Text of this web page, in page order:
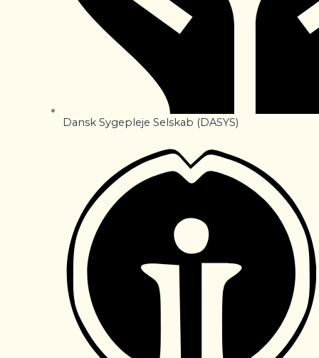
Dansk Sygepleje Selskab (DASYS)